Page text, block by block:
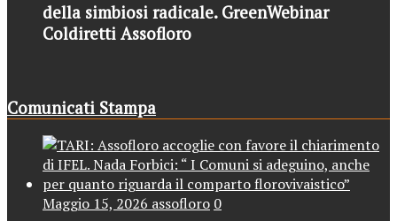
della simbiosi radicale. GreenWebinar
Coldiretti Assofloro
Comunicati Stampa
Maggio 15, 2026 assofloro 0